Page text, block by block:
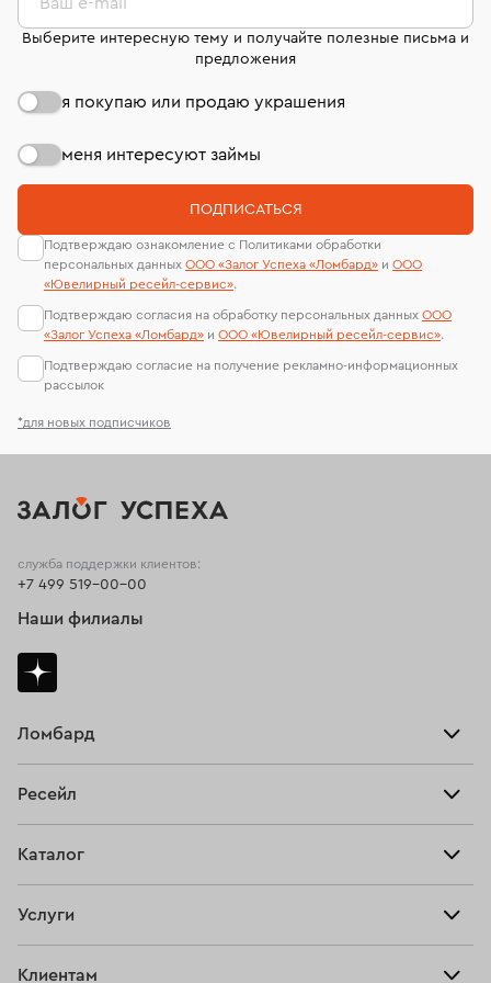
*для новых подписчиков
Выберите интересную тему и получайте полезные письма и
предложения
я покупаю или продаю украшения
меня интересуют займы
ПОДПИСАТЬСЯ
Подтверждаю ознакомление с Политиками обработки
персональных данных ООО «Залог Успеха «Ломбард» и ООО
«Ювелирный ресейл-сервиc».
Подтверждаю согласия на обработку персональных данных ООО
«Залог Успеха «Ломбард» и ООО «Ювелирный ресейл-сервиc».
Подтверждаю согласие на получение рекламно-информационных
рассылок
Ломбард
Тарифы
Ресейл
Купить
Каталог
Серьги
Услуги
Клиентам
служба поддержки клиентов:
+7 499 519-00-00
Наши филиалы